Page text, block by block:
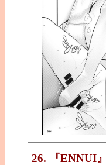
26. 『ENNUI